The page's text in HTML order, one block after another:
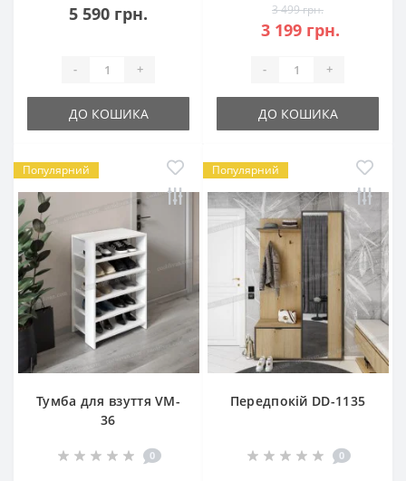
5 590 грн.
- +
ДО КОШИКА
3 499 грн.
3 199 грн.
- +
ДО КОШИКА
Популярний
Тумба для взуття VM-
36
0
Популярний
Передпокій DD-1135
0